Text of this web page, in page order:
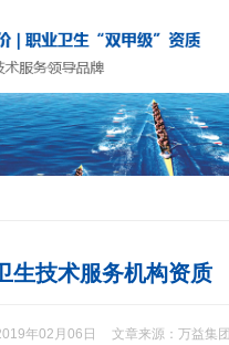
生技术服务机构资质
年02月06日 文章来源：万益集团